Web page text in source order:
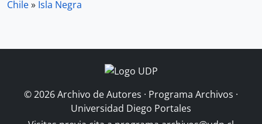
Chile» Isla Negra
© 2026 Archivo de Autores · Programa Archivos ·
Universidad Diego Portales